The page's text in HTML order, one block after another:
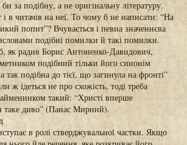
за подібну, а не оригінальну літературу.
в читачів на неї. То чому б не написати: “На
попит”? Вчувається і певна значеннєва
подібні помилки й такі помилки.
як радив Борис Антоненко-Давидович,
подібний тільки його синонім
так подібна до тієї, що загинула на фронті”
ж ідеться не про схожість, тоді треба
такий: “Христі вперше
таке диво” (Панас Мирний).
в ролі стверджувальної частки. Якщо